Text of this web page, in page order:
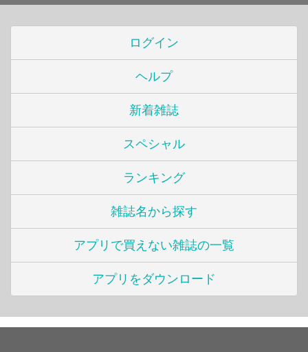
ログイン
ヘルプ
新着雑誌
スペシャル
ランキング
雑誌名から探す
アプリで買えない雑誌の一覧
アプリをダウンロード